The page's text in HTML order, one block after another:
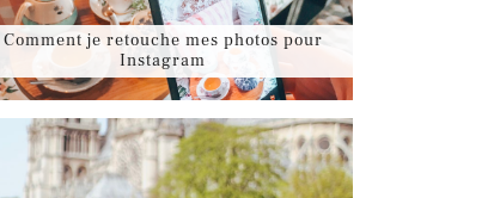
Comment je retouche mes photos pour
Instagram